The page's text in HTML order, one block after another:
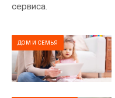
сервиса.
ДОМ И СЕМЬЯ